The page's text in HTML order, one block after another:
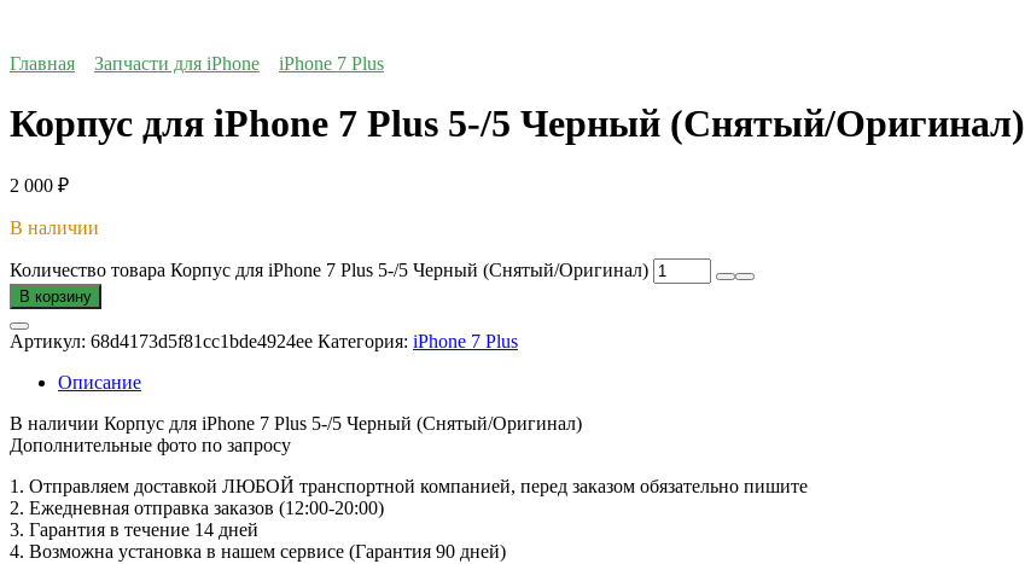
Главная Запчасти для iPhone iPhone 7 Plus
Корпус для iPhone 7 Plus 5-/5 Черный (Снятый/Оригинал)
2 000 ₽
В наличии
Количество товара Корпус для iPhone 7 Plus 5-/5 Черный (Снятый/Оригинал)
В корзину
Артикул: 68d4173d5f81cc1bde4924ee Категория: iPhone 7 Plus
Описание
В наличии Корпус для iPhone 7 Plus 5-/5 Черный (Снятый/Оригинал)
Дополнительные фото по запросу
1. Oтпpавляем доставкой ЛЮБОЙ транспортной компанией, перед заказом обязательно пишите
2. Ежедневная отправка заказов (12:00-20:00)
3. Гарантия в течение 14 дней
4. Возможна установка в нашем сервисе (Гарантия 90 дней)